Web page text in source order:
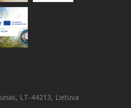
LT-44213, Lietuva